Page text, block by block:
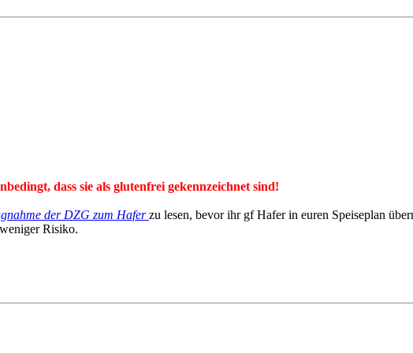
dass sie als glutenfrei gekennzeichnet sind!
der DZG zum Hafer zu lesen, bevor ihr gf Hafer in euren Speiseplan
Risiko.